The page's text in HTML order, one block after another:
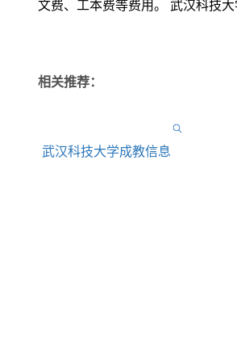
文费、工本费等费用。 武汉科技
相关推荐：
武汉科技大学成教信息